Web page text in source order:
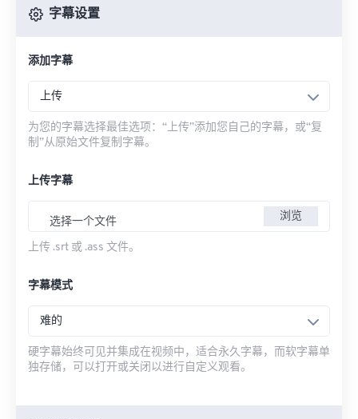
字幕设置
添加字幕
上传
为您的字幕选择最佳选项：“上传”添加您自己的字幕，或“复
制”从原始文件复制字幕。
上传字幕
选择一个文件 浏览
上传 .srt 或 .ass 文件。
字幕模式
难的
硬字幕始终可见并集成在视频中，适合永久字幕，而软字幕单
独存储，可以打开或关闭以进行自定义观看。